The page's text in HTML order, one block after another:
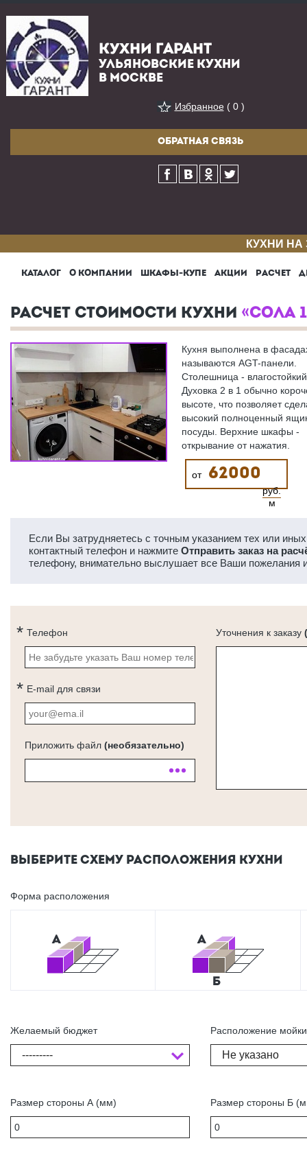
КУХНИ ГАРАНТ
УЛЬЯНОВСКИЕ КУХНИ
В МОСКВЕ
Избранное( 0 )
ОБРАТНАЯ СВЯЗЬ
КУХНИ
КАТАЛОГ О КОМПАНИИ ШКАФЫ-КУПЕ АКЦИИ РАСЧЕТ
РАСЧЕТ СТОИМОСТИ КУХНИ «СОЛА
Кухня выполнена в
называются AGT-панели.
Столешница -
Духовка 2 в 1 обычно
высоте, что позволяет
высокий полноценный
посуды. Верхние шкафы -
открывание от нажатия.
от 62000
руб.
м
Если Вы затрудняетесь с точным указанием тех или
контактный телефон и нажмите Отправить заказ на
телефону, внимательно выслушает все Ваши пожелания
Телефон
E-mail для связи
Приложить файл (необязательно)
Уточнения к заказу
ВЫБЕРИТЕ СХЕМУ РАСПОЛОЖЕНИЯ КУХНИ
Форма расположения
Желаемый бюджет
---------
Размер стороны А (мм)
Расположение мойки
Не указано
Размер стороны Б